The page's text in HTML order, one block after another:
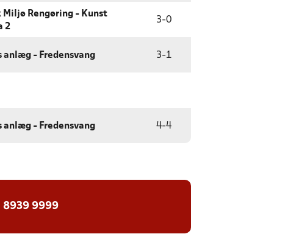
Miljø Rengøring - Kunst
2
3-0
anlæg - Fredensvang 3-1
anlæg - Fredensvang 4-4
8939 9999